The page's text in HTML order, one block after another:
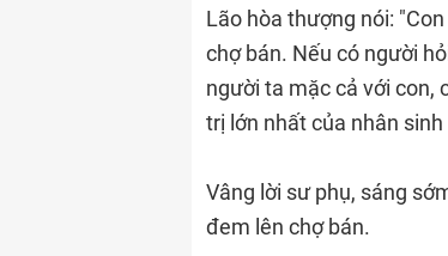
Lão hòa thượng nói:
chợ bán. Nếu có người
người ta mặc cả với con,
trị lớn nhất của nhân sinh
Vâng lời sư phụ, sáng
đem lên chợ bán.